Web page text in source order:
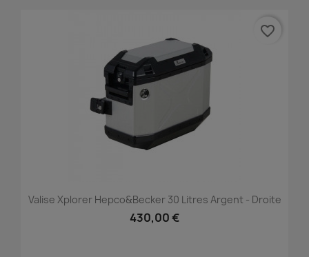
Valise Xplorer Hepco&Becker 30 Litres Argent - Droite
430,00 €
favorite_border